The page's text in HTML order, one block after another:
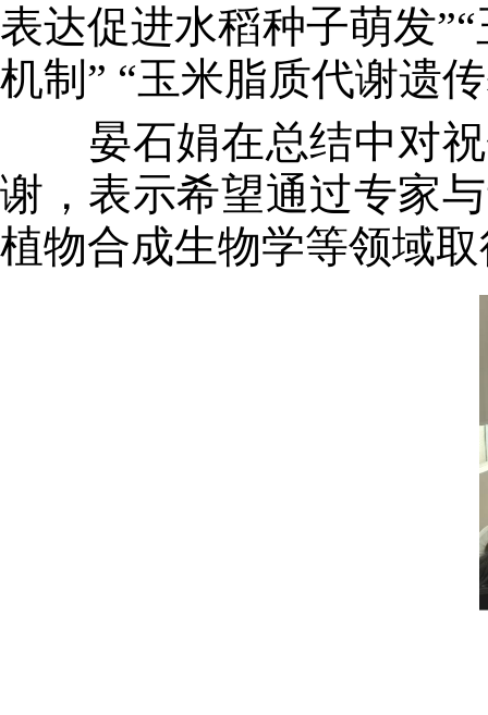
表达促进水稻种子萌发
机制” “玉米脂质代谢遗
晏石娟在总结中对祝
谢，表示希望通过专家
植物合成生物学等领域